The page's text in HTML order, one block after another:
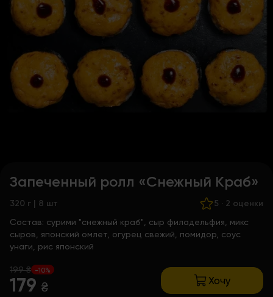
Запеченный ролл «Снежный Краб»
320 г | 8 шт 5 · 2 оценки
Состав: сурими "снежный краб", сыр филадельфия, микс
сыров, японский омлет, огурец свежий, помидор, соус
унаги, рис японский
199 ₴ -10%
179 ₴ Хочу